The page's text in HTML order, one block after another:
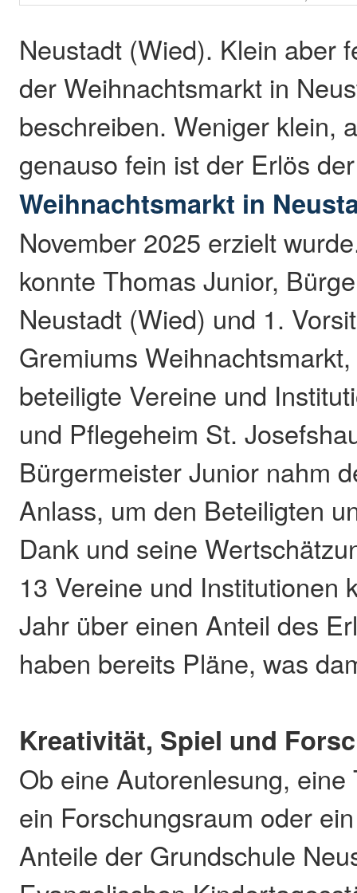
Neustadt (Wied). Klein aber
der Weihnachtsmarkt in
beschreiben. Weniger klein,
genauso fein ist der Erlös
Weihnachtsmarkt in
November 2025 erzielt
konnte Thomas Junior,
Neustadt (Wied) und 1.
Gremiums
beteiligte Vereine und
und Pflegeheim St.
Bürgermeister Junior nahm
Anlass, um den Beteiligten
Dank und seine
13 Vereine und Institutionen
Jahr über einen Anteil des
haben bereits Pläne, was
Kreativität, Spiel und
Ob eine Autorenlesung,
ein Forschungsraum oder
Anteile der Grundschule